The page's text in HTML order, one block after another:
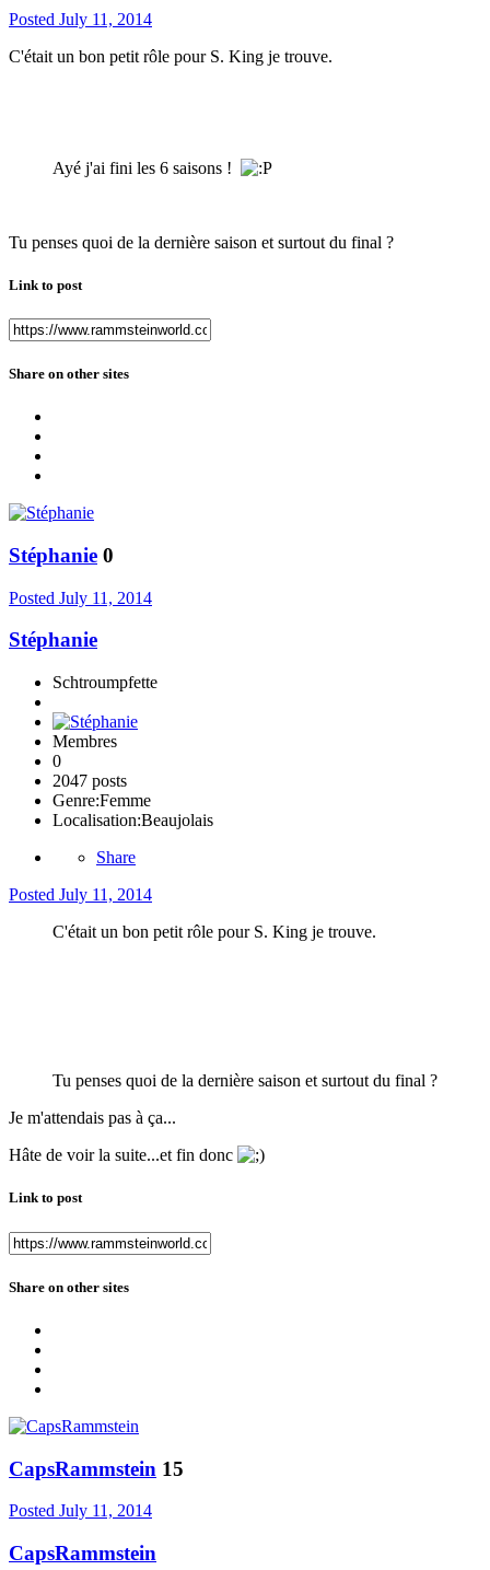
Posted July 11, 2014
C'était un bon petit rôle pour S. King je trouve.
Ayé j'ai fini les 6 saisons !
Tu penses quoi de la dernière saison et surtout du final ?
Link to post
Share on other sites
Stéphanie 0
Posted July 11, 2014
Stéphanie
Schtroumpfette
Membres
0
2047 posts
Genre:Femme
Localisation:Beaujolais
Share
Posted July 11, 2014
C'était un bon petit rôle pour S. King je trouve.
Tu penses quoi de la dernière saison et surtout du final ?
Je m'attendais pas à ça...
Hâte de voir la suite...et fin donc
Link to post
Share on other sites
CapsRammstein 15
Posted July 11, 2014
CapsRammstein